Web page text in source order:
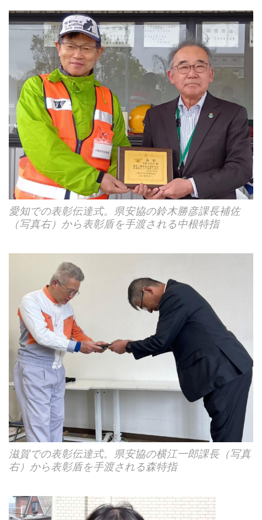
愛知での表彰伝達式。県安協の鈴木勝彦課長補佐
（写真右）から表彰盾を手渡される中根特指
滋賀での表彰伝達式。県安協の横江一郎課長（写真
右）から表彰盾を手渡される森特指